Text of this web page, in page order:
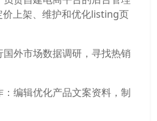
价上架、维护和优化listing页
外市场数据调研，寻找热销
编辑优化产品文案资料，制